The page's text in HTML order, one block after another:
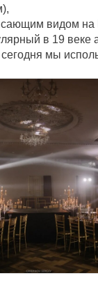
видом на
в 19 веке
мы